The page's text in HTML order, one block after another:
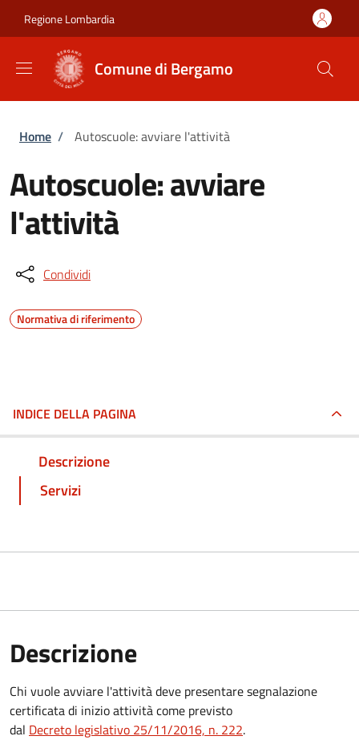
Regione Lombardia
Comune di Bergamo
Briciole di pane
Home / Autoscuole: avviare l'attività
Autoscuole: avviare
l'attività
Condividi
Normativa di riferimento
INDICE DELLA PAGINA
Descrizione
Servizi
Descrizione
Chi vuole avviare l'attività deve presentare segnalazione
certificata di inizio attività come previsto
dal Decreto legislativo 25/11/2016, n. 222.